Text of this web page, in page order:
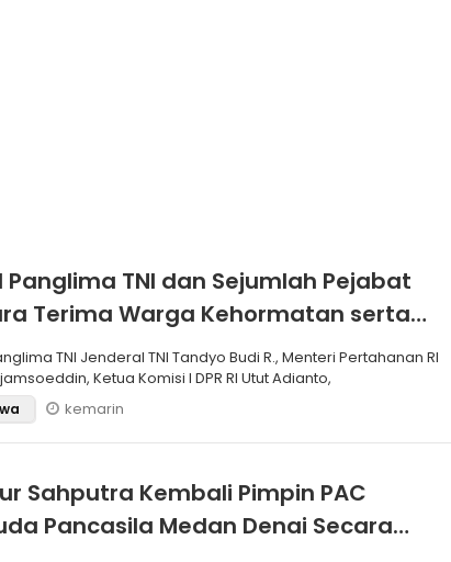
Panglima TNI dan Sejumlah Pejabat
Terima Warga Kehormatan serta
Korps Marinir
TNI Jenderal TNI Tandyo Budi R., Menteri Pertahanan RI
Ketua Komisi I DPR RI Utut Adianto,
kemarin
Sahputra Kembali Pimpin PAC
Pancasila Medan Denai Secara